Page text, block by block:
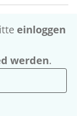
einloggen
werden.